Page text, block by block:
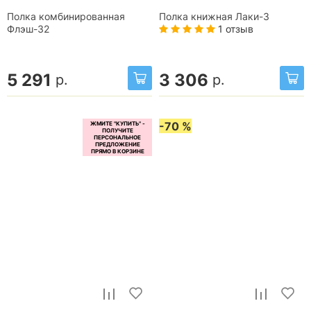
Полка комбинированная
Флэш-32
5 291 р.
Полка книжная Лаки-3
1 отзыв
3 306 р.
-70 %